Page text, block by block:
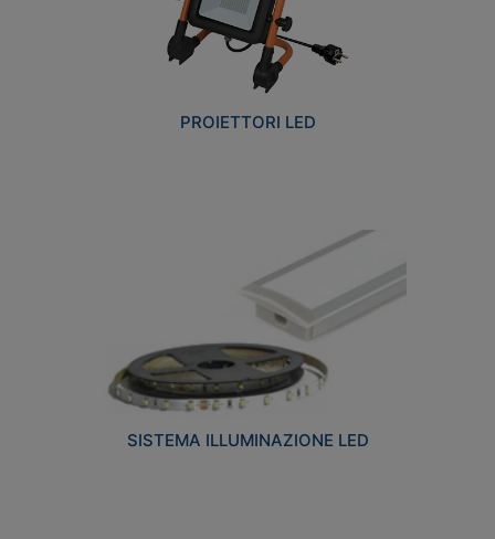
PROIETTORI LED
SISTEMA ILLUMINAZIONE LED